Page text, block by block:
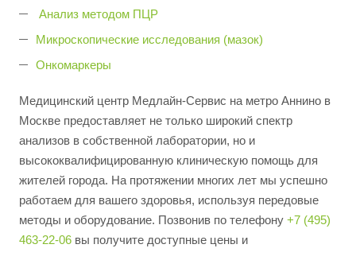
Анализ методом ПЦР
Микроскопические исследования (мазок)
Онкомаркеры
Медицинский центр Медлайн-Сервис на метро Аннино в
Москве предоставляет не только широкий спектр
анализов в собственной лаборатории, но и
высококвалифицированную клиническую помощь для
жителей города. На протяжении многих лет мы успешно
работаем для вашего здоровья, используя передовые
методы и оборудование. Позвонив по телефону +7 (495)
463-22-06 вы получите доступные цены и